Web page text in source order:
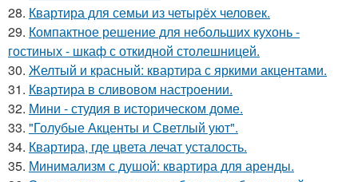
28. Квартира для семьи из четырёх человек.
29. Компактное решение для небольших кухонь -
гостиных - шкаф с откидной столешницей.
30. Желтый и красный: квартира с яркими акцентами.
31. Квартира в сливовом настроении.
32. Мини - студия в историческом доме.
33. "Голубые Акценты и Светлый уют".
34. Квартира, где цвета лечат усталость.
35. Минимализм с душой: квартира для аренды.